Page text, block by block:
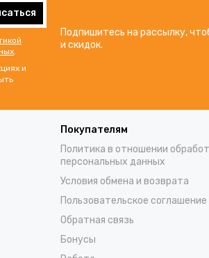
.
и
Подпишитесь на рассылку,
и скидок.
Покупателям
Политика в отношении
персональных данных
Условия обмена и возврата
Пользовательское соглашение
Обратная связь
Бонусы